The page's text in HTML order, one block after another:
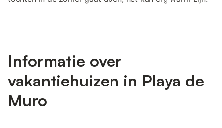
Informatie over
vakantiehuizen in Playa de
Muro